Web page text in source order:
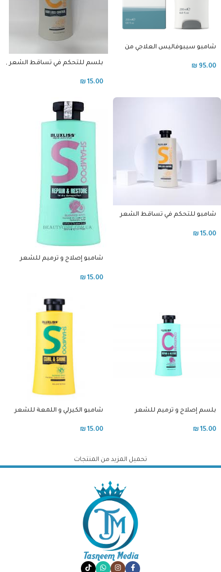
شامبو سيبوفاليس العلاجي من
القشرة₪ 95.00
بلسم للتحكم في تساقط الشعر ,
₪ 15.00
شامبو للتحكم في تساقط الشعر
₪ 15.00
شامبو إصلاح و ترميم للشعر
₪ 15.00
بلسم إصلاح و ترميم للشعر
₪ 15.00
شامبو الكيرلي و اللمعة للشعر
₪ 15.00
تحميل المزيد من المنتجات